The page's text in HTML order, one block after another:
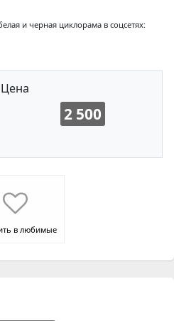
и черная циклорама в соцсетях:
Цена
2 500
в любимые